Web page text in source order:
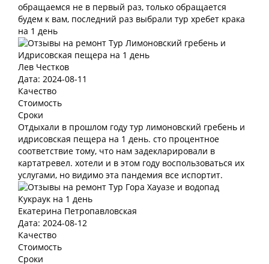
обращаемся не в первый раз, только обращается
будем к вам, последний раз выбрали тур хребет крака
на 1 день
Лев Честков
Дата: 2024-08-11
Качество
Стоимость
Сроки
Отдыхали в прошлом году тур лимоновский гребень и
идрисовская пещера на 1 день. сто процентное
соответствие тому, что нам задекларировали в
картатревел. хотели и в этом году воспользоваться их
услугами, но видимо эта пандемия все испортит.
Екатерина Петропавловская
Дата: 2024-08-12
Качество
Стоимость
Сроки